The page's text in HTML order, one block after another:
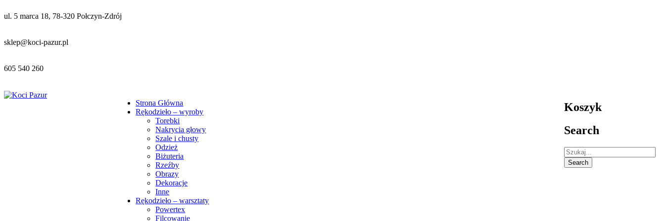
ul. 5 marca 18, 78-320 Połczyn-Zdrój
sklep@koci-pazur.pl
605 540 260
Strona Główna
Rękodzieło – wyroby
Torebki
Nakrycia głowy
Szale i chusty
Odzież
Biżuteria
Rzeźby
Obrazy
Dekoracje
Inne
Rękodzieło – warsztaty
Powertex
Filcowanie
Koszyk
Search
Search